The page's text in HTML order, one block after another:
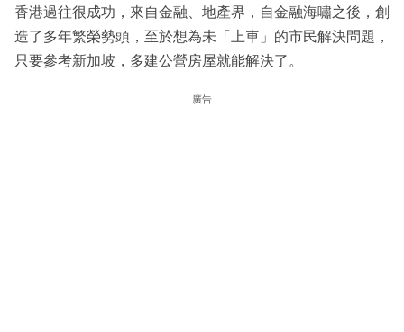
香港過往很成功，來自金融、地產界，自金融海嘯之後，創
造了多年繁榮勢頭，至於想為未「上車」的市民解決問題，
只要參考新加坡，多建公營房屋就能解決了。
廣告